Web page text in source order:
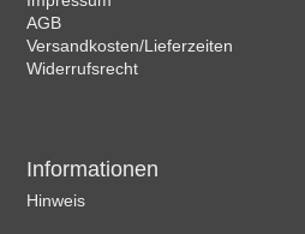
AGB
Versandkosten/Lieferzeiten
Widerrufsrecht
Informationen
Hinweis